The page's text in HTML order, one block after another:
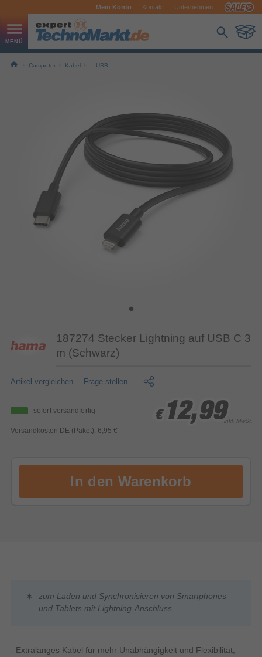
Mein Konto Kontakt Unternehmen
Computer Kabel USB
187274 Stecker Lightning auf USB C 3
m (Schwarz)
Artikel vergleichen Frage stellen
sofort versandfertig
Versandkosten DE (Paket): 6,95 €
€ 12,99
€ 12,99
€ 12,99inkl. MwSt.
zum Laden und Synchronisieren von Smartphones
und Tablets mit Lightning-Anschluss
- Extralanges Kabel für mehr Unabhängigkeit und Flexibilität,